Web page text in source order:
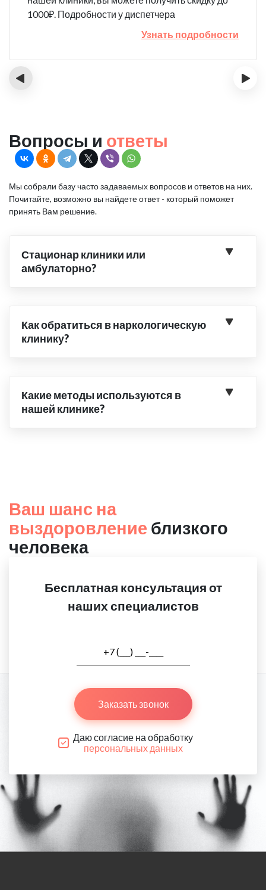
1000₽. Подробности у диспетчера
Узнать подробности
‹ ›
Вопросы и ответы
Мы собрали базу часто задаваемых вопросов и ответов на них.
Почитайте, возможно вы найдете ответ - который поможет
принять Вам решение.
Стационар клиники или
амбулаторно?
Как обратиться в наркологическую
клинику?
Какие методы используются в
нашей клинике?
Ваш шанс на
выздоровление близкого
человека
Бесплатная консультация от
наших специалистов
Заказать звонок
Даю согласие на обработку
персональных данных